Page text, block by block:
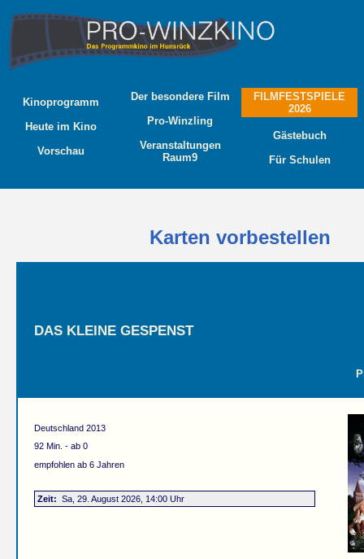
Kinoprogramm
Heute im Kino
Vorschau
Der besondere Film
Pro-Winzling
Veranstaltungen
Raum9
FILMFESTSPIELE
2026
Gästebuch
Für Schulen
Karten vorbestellen
DAS KLEINE GESPENST
Deutschland 2013
92 Min. - ab 0
empfohlen ab 6 Jahren
Zeit: Sa, 29. August 2026, 14:00 Uhr